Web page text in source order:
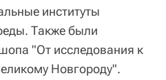
институты
Также были
"От исследования к
Новгороду".